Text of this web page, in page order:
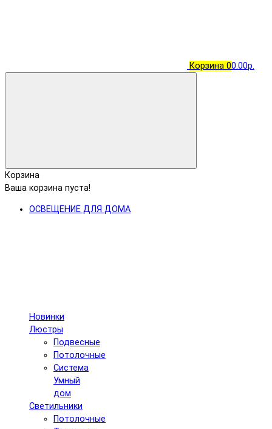
Корзина 00.00р.
Корзина
Ваша корзина пуста!
ОСВЕЩЕНИЕ ДЛЯ ДОМА
Новинки
Люстры
Подвесные
Потолочные
Система
Умный
дом
Светильники
Потолочные